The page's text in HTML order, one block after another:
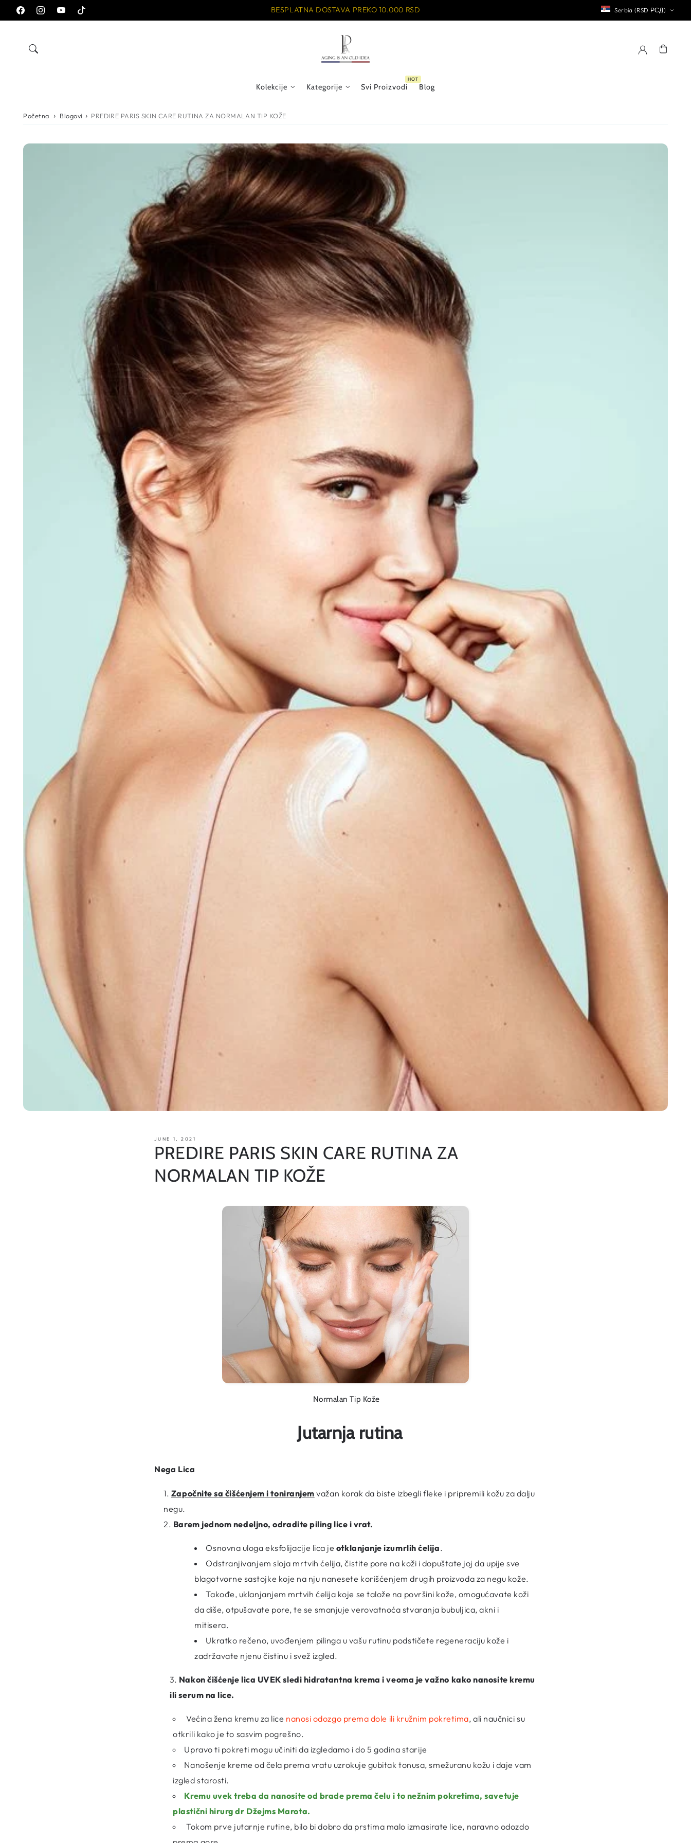
sadržajFacebookInstagramYouTubeTikTok
BESPLATNA DOSTAVA PREKO 10.000 RSD Serbia (RSD РСД)
Korpa
Kolekcije Kategorije Svi Proizvodi Blog
Početna Blogovi PREDIRE PARIS SKIN CARE RUTINA ZA NORMALAN TIP KOŽE
JUNE 1, 2021
PREDIRE PARIS SKIN CARE RUTINA ZA
NORMALAN TIP KOŽE
Normalan Tip Kože
Jutarnja rutina
Nega Lica
Započnite sa čišćenjem itoniranjem važan korak da biste izbegli fleke i pripremili kožu za dalju
negu.
Barem jednom nedeljno, odradite piling lice i vrat.
Osnovna uloga eksfolijacije lica je otklanjanje izumrlih ćelija.
Odstranjivanjem sloja mrtvih ćelija, čistite pore na koži i dopuštate joj da upije sve
blagotvorne sastojke koje na nju nanesete korišćenjem drugih proizvoda za negu kože.
Takođe, uklanjanjem mrtvih ćelija koje se talože na površini kože, omogućavate koži
da diše, otpušavate pore, te se smanjuje verovatnoća stvaranja bubuljica, akni i
mitisera.
Ukratko rečeno, uvođenjem pilinga u vašu rutinu podstičete regeneraciju kože i
zadržavate njenu čistinu i svež izgled.
3. Nakon čišćenje lica UVEK sledi hidratantna krema i veoma je važno kako nanosite kremu
iliserum na lice.
Većina žena kremu za lice nanosi odozgo prema dole ili kružnim pokretima, ali naučnici su
otkrili kako je to sasvim pogrešno.
Upravo ti pokreti mogu učiniti da izgledamo i do 5 godina starije
Nanošenje kreme od čela prema vratu uzrokuje gubitak tonusa, smežuranu kožu i daje vam
izgled starosti.
Kremu uvek treba da nanosite od brade prema čelu i to nežnim pokretima, savetuje
plastični hirurg dr Džejms Marota.
Tokom prve jutarnje rutine, bilo bi dobro da prstima malo izmasirate lice, naravno odozdo